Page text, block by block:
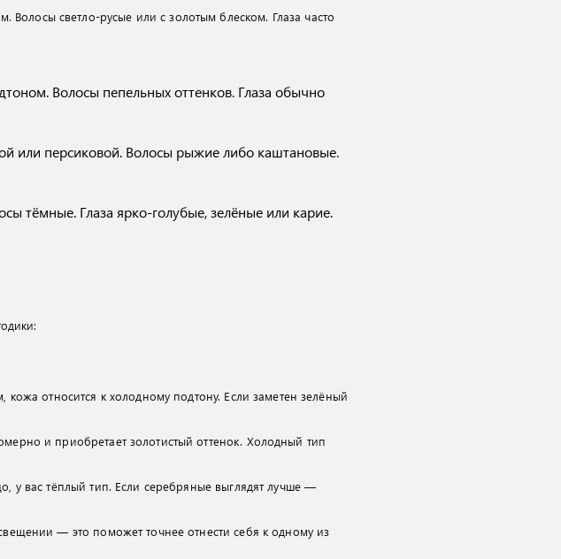
Волосы светло-русые или с золотым блеском. Глаза часто
Волосы пепельных оттенков. Глаза обычно
или персиковой. Волосы рыжие либо каштановые.
тёмные. Глаза ярко-голубые, зелёные или карие.
относится к холодному подтону. Если заметен зелёный
и приобретает золотистый оттенок. Холодный тип
у вас тёплый тип. Если серебряные выглядят лучше —
— это поможет точнее отнести себя к одному из